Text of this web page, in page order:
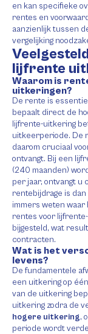
en kan specifieke
rentes en
aanzienlijk tussen
vergelijking
lijfrente
Waarom is
uitkeringen?
De rente is
bepaalt direct de
lijfrente-uitkering
uitkeerperiode. De
daarom cruciaal
ontvangt. Bij een
(240 maanden)
per jaar, ontvangt u
rentebijdrage is
immers weten waar
rentes voor
bijgesteld, wat
contracten.
Wat is het
levens?
De fundamentele
een uitkering op
van de uitkering
uitkering zodra de
hogere uitkering,
periode wordt